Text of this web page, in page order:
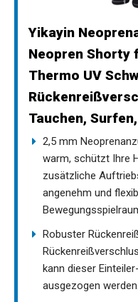
Yikayin
Neopren Shorty
Thermo UV
Tauchen,
2,5 mm
warm, schützt Ihre
zusätzliche
angenehm und
Robuster
kann dieser
ausgezogen werden.